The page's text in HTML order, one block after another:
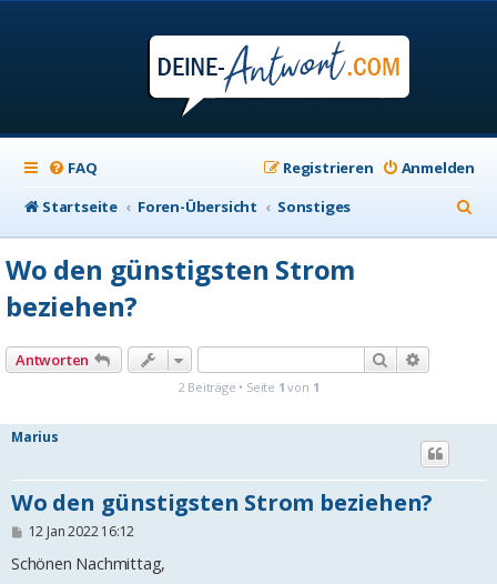
FAQ Anmelden
Registrieren
Startseite
Foren-Übersicht Sonstiges
u
Wo den günstigsten Strom
beziehen?
Antworten Suche
2 Beiträge • Seite 1 von 1
Marius
Wo den günstigsten Strom beziehen?
B
i
12 Jan 2022 16:12
Schönen Nachmittag,